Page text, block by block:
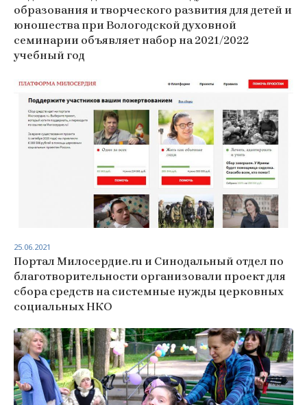
образования и творческого развития для детей и
юношества при Вологодской духовной
семинарии объявляет набор на 2021/2022
учебный год
Портал Милосердие.ru и Синодальный отдел по
благотворительности организовали проект для
сбора средств на системные нужды церковных
социальных НКО
25.06.2021